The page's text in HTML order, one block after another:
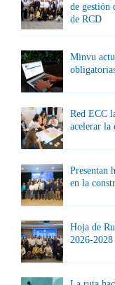
de gestión
de RCD
Minvu
Red ECC
acelerar la
Presentan
en la
Hoja de
2026-2028